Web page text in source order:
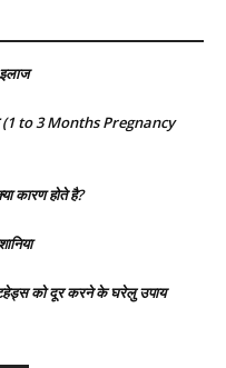
(1 to 3 Months Pregnancy
कारण होते है?
को दूर करने के घरेलु उपाय